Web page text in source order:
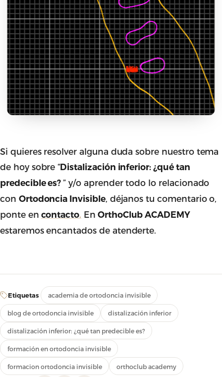
Si quieres resolver alguna duda sobre nuestro tema
de hoy sobre “Distalización inferior: ¿qué tan
predecible es?” y/o aprender todo lo relacionado
con Ortodoncia Invisible, déjanos tu comentario o,
ponte en contacto En OrthoClub ACADEMY
estaremos encantados de atenderte.
Etiquetas academia de ortodoncia invisible
blog de ortodoncia invisible distalización inferior
distalización inferior: ¿qué tan predecible es?
formación en ortodoncia invisible
formacion ortodoncia invisible orthoclub academy